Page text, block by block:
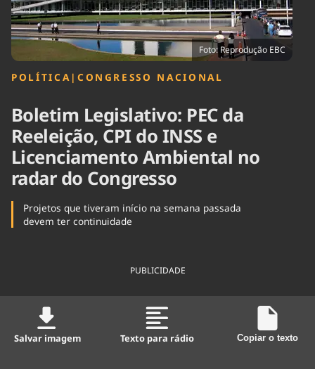
Foto: Reprodução EBC
POLÍTICA | CONGRESSO NACIONAL
Boletim Legislativo: PEC da
Reeleição, CPI do INSS e
Licenciamento Ambiental no
radar do Congresso
Projetos que tiveram início na semana passada
devem ter continuidade
PUBLICIDADE
Salvar imagem Texto para rádio Copiar o texto